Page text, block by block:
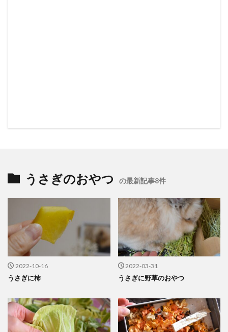
うさぎのおやつ の最新記事8件
2022-10-16
うさぎに柿
2022-03-31
うさぎに野草のおやつ